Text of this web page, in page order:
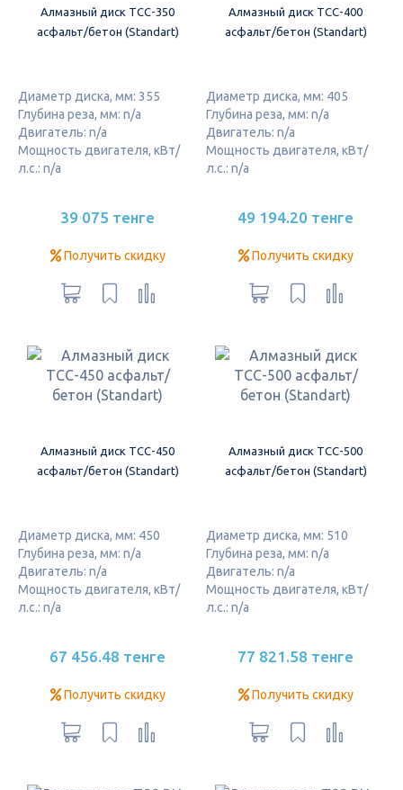
Алмазный диск ТСС-350
асфальт/бетон (Standart)
Диаметр диска, мм: 355
Глубина реза, мм: n/a
Двигатель: n/a
Мощность двигателя, кВт/
л.с.: n/a
39 075 тенге
Получить скидку
Алмазный диск ТСС-400
асфальт/бетон (Standart)
Диаметр диска, мм: 405
Глубина реза, мм: n/a
Двигатель: n/a
Мощность двигателя, кВт/
л.с.: n/a
49 194.20 тенге
Получить скидку
Алмазный диск ТСС-450
асфальт/бетон (Standart)
Диаметр диска, мм: 450
Глубина реза, мм: n/a
Двигатель: n/a
Мощность двигателя, кВт/
л.с.: n/a
67 456.48 тенге
Получить скидку
Алмазный диск ТСС-500
асфальт/бетон (Standart)
Диаметр диска, мм: 510
Глубина реза, мм: n/a
Двигатель: n/a
Мощность двигателя, кВт/
л.с.: n/a
77 821.58 тенге
Получить скидку